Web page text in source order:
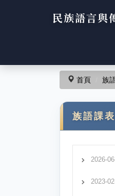
到
民族語言與
首頁 族
族語課表
2026-
2023-